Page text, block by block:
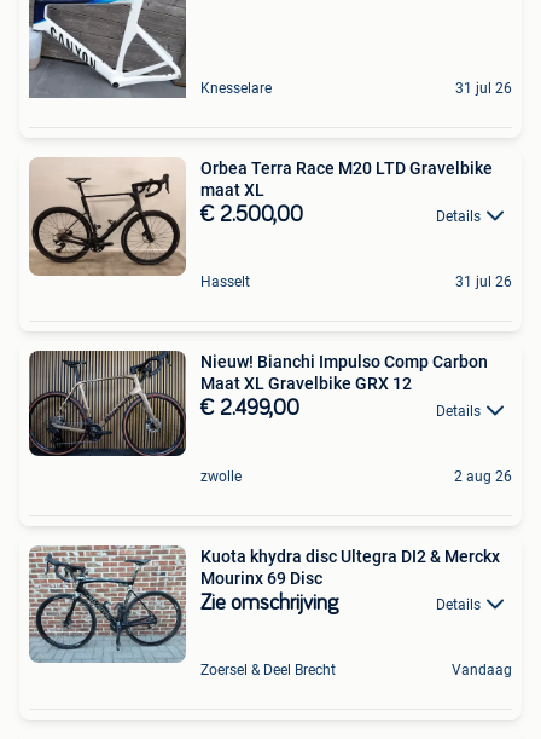
Knesselare 31 jul 26
Orbea Terra Race M20 LTD Gravelbike
maat XL
€ 2.500,00 Details
Hasselt 31 jul 26
Nieuw! Bianchi Impulso Comp Carbon
Maat XL Gravelbike GRX 12
€ 2.499,00 Details
zwolle 2 aug 26
Kuota khydra disc Ultegra DI2 & Merckx
Mourinx 69 Disc
Zie omschrijving Details
Zoersel & Deel Brecht Vandaag